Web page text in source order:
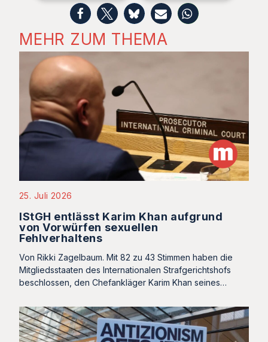
MEHR ZUM THEMA
25. Juli 2026
IStGH entlässt Karim Khan aufgrund
von Vorwürfen sexuellen
Fehlverhaltens
Von Rikki Zagelbaum. Mit 82 zu 43 Stimmen haben die
Mitgliedsstaaten des Internationalen Strafgerichtshofs
beschlossen, den Chefankläger Karim Khan seines…